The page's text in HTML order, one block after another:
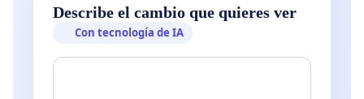
Describe el cambio que quieres ver
Con tecnología de IA